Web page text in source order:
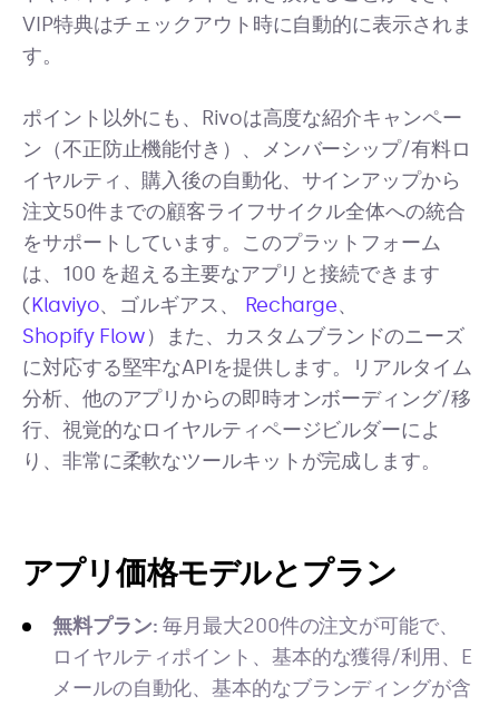
VIP特典はチェックアウト時に自動的に表示されま
す。
ポイント以外にも、Rivoは高度な紹介キャンペー
ン（不正防止機能付き）、メンバーシップ/有料ロ
イヤルティ、購入後の自動化、サインアップから
注文50件までの顧客ライフサイクル全体への統合
をサポートしています。このプラットフォーム
は、100 を超える主要なアプリと接続できます
(Klaviyo、ゴルギアス、 Recharge、
Shopify Flow）また、カスタムブランドのニーズ
に対応する堅牢なAPIを提供します。リアルタイム
分析、他のアプリからの即時オンボーディング/移
行、視覚的なロイヤルティページビルダーによ
り、非常に柔軟なツールキットが完成します。
アプリ価格モデルとプラン
無料プラン: 毎月最大200件の注文が可能で、
ロイヤルティポイント、基本的な獲得/利用、E
メールの自動化、基本的なブランディングが含